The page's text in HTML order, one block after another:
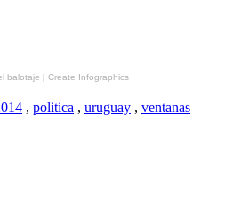
balotaje | Create Infographics
, politica , uruguay , ventanas